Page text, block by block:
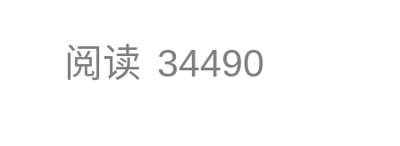
阅读 34490